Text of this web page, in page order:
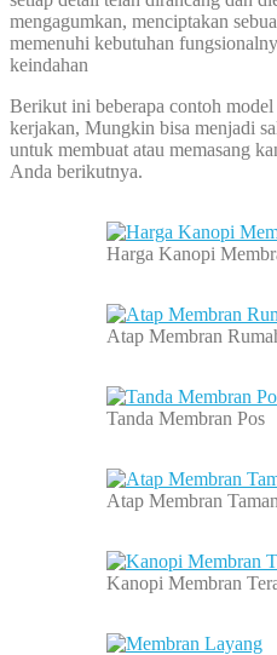
mengagumkan, menciptakan
memenuhi kebutuhan
keindahan
Berikut ini beberapa contoh
kerjakan, Mungkin bisa menjadi
untuk membuat atau memasang
Anda berikutnya.
Harga Kanopi
Atap Membran
Tanda Membran Pos
Atap Membran Taman
Kanopi Membran